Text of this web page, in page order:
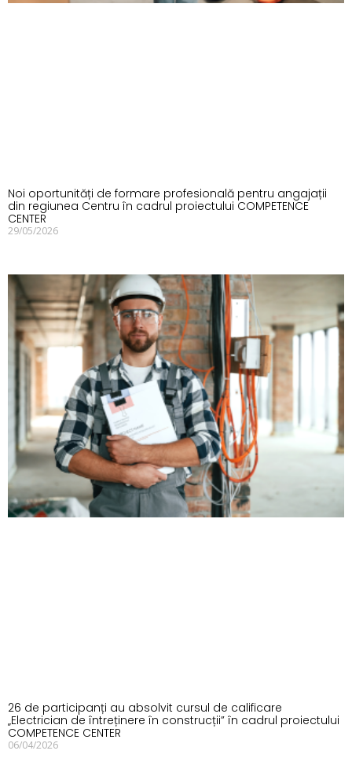
Noi oportunități de formare profesională pentru angajații
din regiunea Centru în cadrul proiectului COMPETENCE
CENTER
29/05/2026
26 de participanți au absolvit cursul de calificare
„Electrician de întreținere în construcții” în cadrul proiectului
COMPETENCE CENTER
06/04/2026